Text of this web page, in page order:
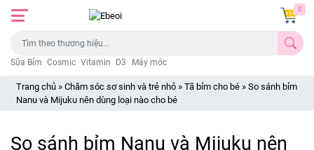
Sữa Bỉm Cosmic Vitamin D3 Máy móc
0
Trang chủ »Chăm sóc sơ sinh và trẻ nhỏ »Tã bỉm cho bé »So sánh bỉm
Nanu và Mijuku nên dùng loại nào cho bé
So sánh bỉm Nanu và Mijuku nên